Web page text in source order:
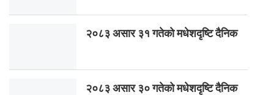
२०८३ असार ३१ गतेको मधेशदृष्टि दैनिक
२०८३ असार ३० गतेको मधेशदृष्टि दैनिक